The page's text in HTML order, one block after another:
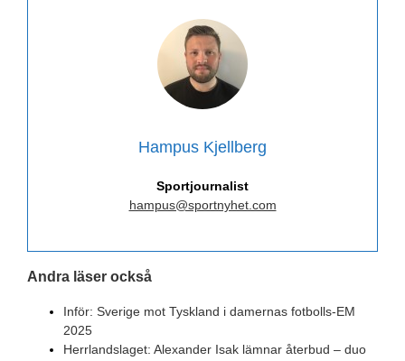
Hampus Kjellberg
Sportjournalist
hampus@sportnyhet.com
Andra läser också
Inför: Sverige mot Tyskland i damernas fotbolls-EM
2025
Herrlandslaget: Alexander Isak lämnar återbud – duo